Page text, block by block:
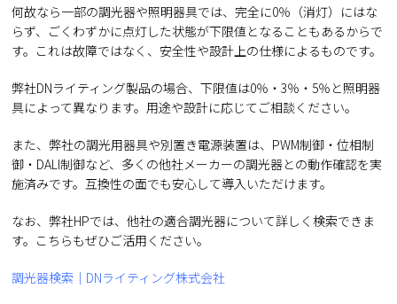
何故なら一部の調光器や照明器具では、完全に0％（消灯）にはな
らず、ごくわずかに点灯した状態が下限値となることもあるからで
す。これは故障ではなく、安全性や設計上の仕様によるものです。
弊社DNライティング製品の場合、下限値は0％・3％・5％と照明器
具によって異なります。用途や設計に応じてご相談ください。
また、弊社の調光用器具や別置き電源装置は、PWM制御・位相制
御・DALI制御など、多くの他社メーカーの調光器との動作確認を実
施済みです。互換性の面でも安心して導入いただけます。
なお、弊社HPでは、他社の適合調光器について詳しく検索できま
す。こちらもぜひご活用ください。
調光器検索｜DNライティング株式会社